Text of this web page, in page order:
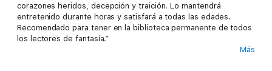
corazones heridos, decepción y traición. Lo mantendrá
entretenido durante horas y satisfará a todas las edades.
Recomendado para tener en la biblioteca permanente de todos
los lectores de fantasía.”
Más